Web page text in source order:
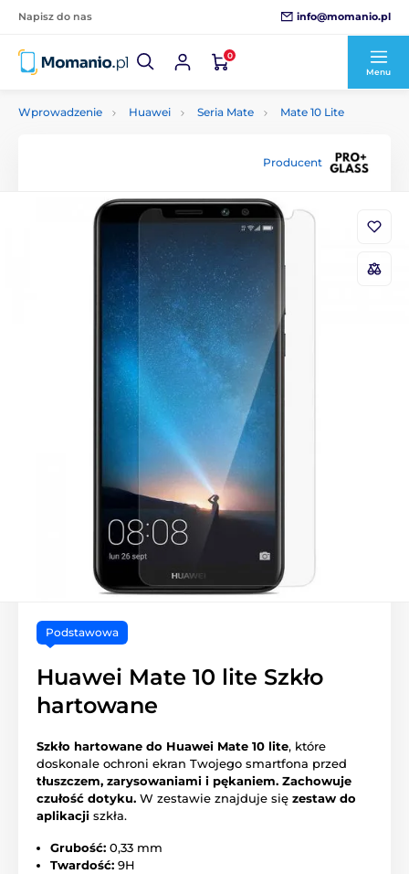
Napisz do nas info@momanio.pl
0
Menu
Wprowadzenie Huawei Seria Mate Mate 10 Lite
Producent
Podstawowa
Huawei Mate 10 lite Szkło
hartowane
Szkło hartowane do Huawei Mate 10 lite, które
doskonale ochroni ekran Twojego smartfona przed
tłuszczem, zarysowaniami i pękaniem. Zachowuje
czułość dotyku. W zestawie znajduje się zestaw do
aplikacji szkła.
Grubość: 0,33 mm
Twardość: 9H